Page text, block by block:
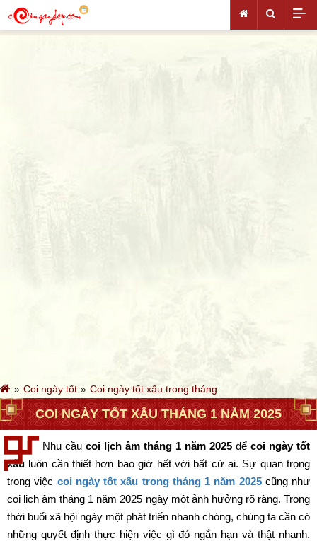
Coi ngày tốt Coi ngày tốt xấu trong tháng
COI NGÀY TỐT XẤU THÁNG 1 NĂM 2025
Nhu cầu coi lịch âm tháng 1 năm 2025 để coi ngày tốt
xấu luôn cần thiết hơn bao giờ hết với bất cứ ai. Sự quan trọng
trong việc coi ngày tốt xấu trong tháng 1 năm 2025cũng như
coi lịch âm tháng 1 năm 2025 ngày một ảnh hưởng rõ ràng. Trong
thời buổi xã hội ngày một phát triển nhanh chóng, chúng ta cần có
những quyết định thực hiện việc gì đó ngắn hạn và thật nhanh.